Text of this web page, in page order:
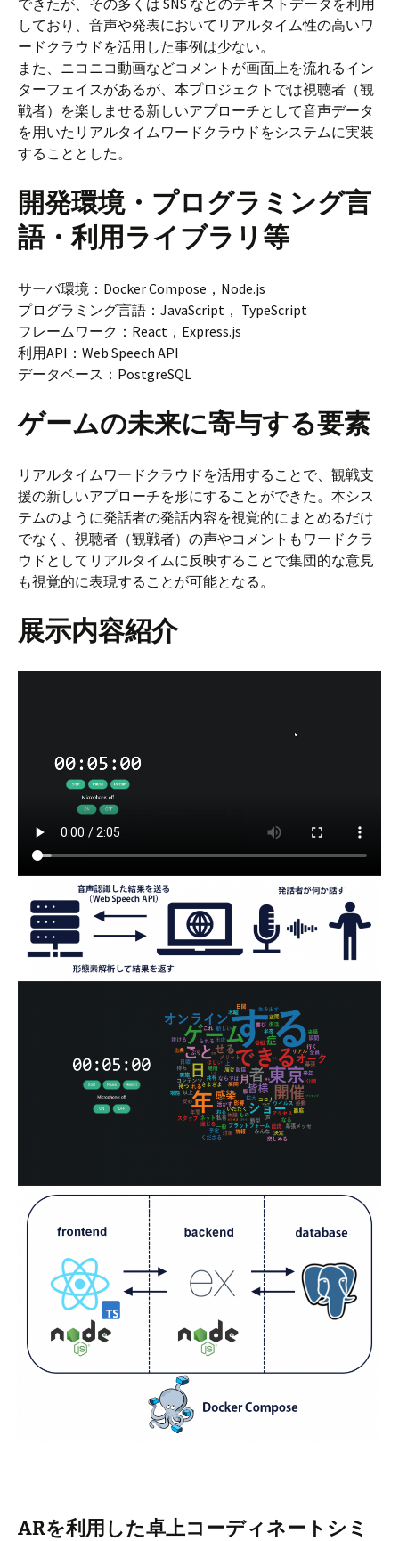
しており、音声や発表においてリアルタイム性の高いワ
ードクラウドを活用した事例は少ない。
また、ニコニコ動画などコメントが画面上を流れるイン
ターフェイスがあるが、本プロジェクトでは視聴者（観
戦者）を楽しませる新しいアプローチとして音声データ
を用いたリアルタイムワードクラウドをシステムに実装
することとした。
開発環境・プログラミング言
語・利用ライブラリ等
サーバ環境：Docker Compose，Node.js
プログラミング言語：JavaScript， TypeScript
フレームワーク：React，Express.js
利用API：Web Speech API
データベース：PostgreSQL
ゲームの未来に寄与する要素
リアルタイムワードクラウドを活用することで、観戦支
援の新しいアプローチを形にすることができた。本シス
テムのように発話者の発話内容を視覚的にまとめるだけ
でなく、視聴者（観戦者）の声やコメントもワードクラ
ウドとしてリアルタイムに反映することで集団的な意見
も視覚的に表現することが可能となる。
展示内容紹介
ARを利用した卓上コーディネートシミ